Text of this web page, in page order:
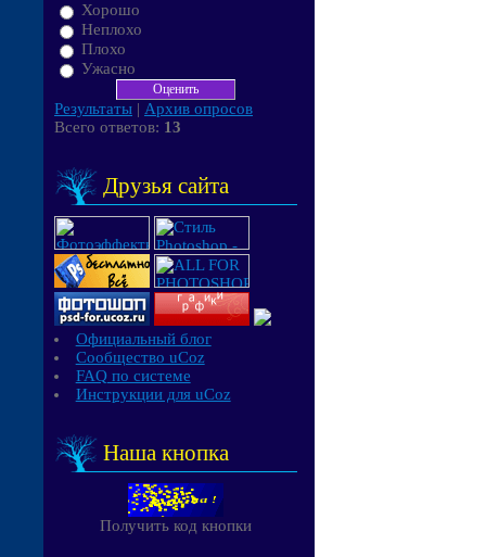
Хорошо
Неплохо
Плохо
Ужасно
Результаты | Архив опросов
Всего ответов: 13
Друзья сайта
Официальный блог
Сообщество uCoz
FAQ по системе
Инструкции для uCoz
Наша кнопка
Получить код кнопки